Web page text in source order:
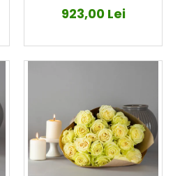
923,00 Lei